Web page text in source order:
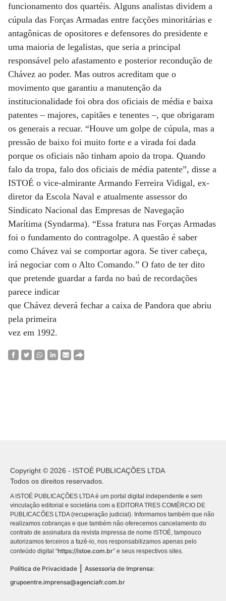
funcionamento dos quartéis. Alguns analistas dividem a
cúpula das Forças Armadas entre facções minoritárias e
antagônicas de opositores e defensores do presidente e
uma maioria de legalistas, que seria a principal
responsável pelo afastamento e posterior recondução de
Chávez ao poder. Mas outros acreditam que o
movimento que garantiu a manutenção da
institucionalidade foi obra dos oficiais de média e baixa
patentes – majores, capitães e tenentes –, que obrigaram
os generais a recuar. “Houve um golpe de cúpula, mas a
pressão de baixo foi muito forte e a virada foi dada
porque os oficiais não tinham apoio da tropa. Quando
falo da tropa, falo dos oficiais de média patente”, disse a
ISTOÉ o vice-almirante Armando Ferreira Vidigal, ex-
diretor da Escola Naval e atualmente assessor do
Sindicato Nacional das Empresas de Navegação
Marítima (Syndarma). “Essa fratura nas Forças Armadas
foi o fundamento do contragolpe. A questão é saber
como Chávez vai se comportar agora. Se tiver cabeça,
irá negociar com o Alto Comando.” O fato de ter dito
que pretende guardar a farda no baú de recordações
parece indicar
que Chávez deverá fechar a caixa de Pandora que abriu
pela primeira
vez em 1992.
Copyright © 2026 - ISTOÉ PUBLICAÇÕES LTDA
Todos os direitos reservados.
A ISTOÉ PUBLICAÇÕES LTDA é um portal digital independente e sem
vinculação editorial e societária com a EDITORA TRES COMÉRCIO DE
PUBLICACÕES LTDA (recuperação judicial). Informamos também que não
realizamos cobranças e que também não oferecemos cancelamento do
contrato de assinatura da revista impressa de nome ISTOÉ, tampouco
autorizamos terceiros a fazê-lo, nos responsabilizamos apenas pelo
conteúdo digital “https://istoe.com.br” e seus respectivos sites.
Política de Privacidade
Assessoria de Imprensa:
grupoentre.imprensa@agenciafr.com.br